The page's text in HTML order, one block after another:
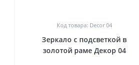
Код товара: Decor 04
Зеркало с подсветкой в
золотой раме Декор 04